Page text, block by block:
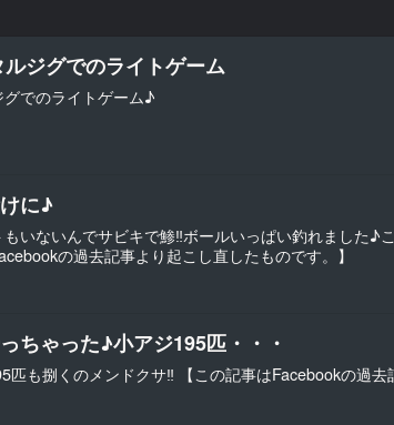
ジグでのライトゲーム
でのライトゲーム♪
に♪
いないんでサビキで鯵‼︎ボールいっぱい釣れました♪こ
の過去記事より起こし直したものです。】
ゃった♪小アジ195匹・・・
も捌くのメンドクサ‼︎ 【この記事はFacebookの過去